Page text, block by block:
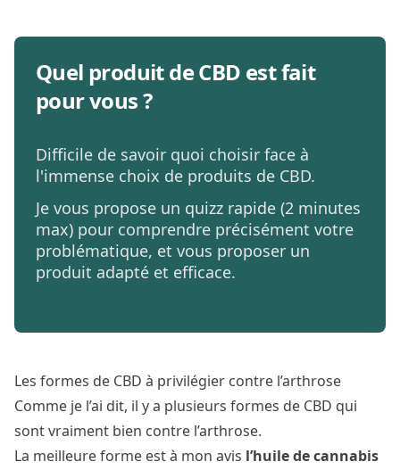
Quel produit de CBD est fait
pour vous ?
Difficile de savoir quoi choisir face à
l'immense choix de produits de CBD.
Je vous propose un quizz rapide (2 minutes
max) pour comprendre précisément votre
problématique, et vous proposer un
produit adapté et efficace.
Les formes de CBD à privilégier contre l’arthrose
Comme je l’ai dit, il y a plusieurs formes de CBD qui
sont vraiment bien contre l’arthrose.
La meilleure forme est à mon avis l’huile de cannabis